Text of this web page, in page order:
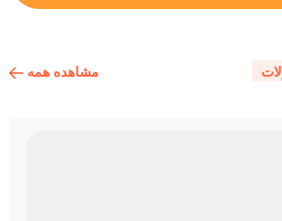
مشاهده همه